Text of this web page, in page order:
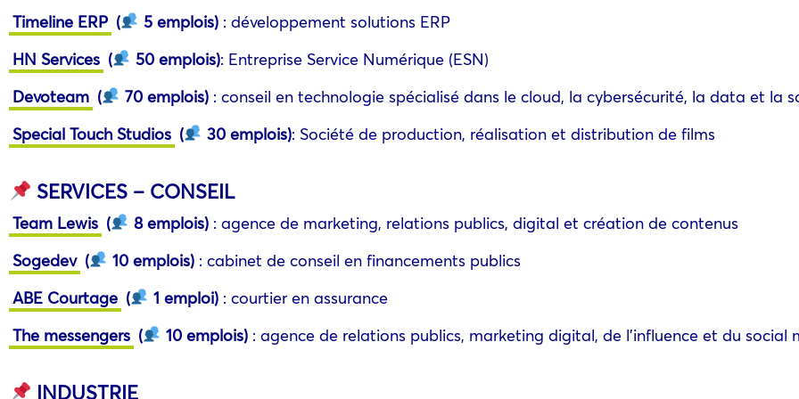
Timeline ERP ( 5 emplois): développement solutions ERP
HN Services ( 50 emplois): Entreprise Service Numérique (ESN)
Devoteam ( 70 emplois): conseil en technologie spécialisé dans le cloud, la cybersécurité, la data et la
Special Touch Studios ( 30 emplois): Société de production, réalisation et distribution de films
SERVICES – CONSEIL
Team Lewis ( 8 emplois): agence de marketing, relations publics, digital et création de contenus
Sogedev ( 10 emplois): cabinet de conseil en financements publics
ABE Courtage ( 1 emploi): courtier en assurance
The messengers ( 10 emplois): agence de relations publics, marketing digital, de l’influence et du social
INDUSTRIE